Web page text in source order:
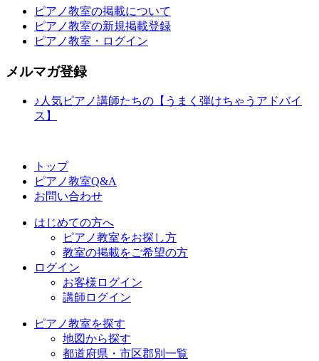
ピアノ教室の掲載について
ピアノ教室の新規掲載登録
ピアノ教室・ログイン
メルマガ登録
♪人気ピアノ講師たちの【うまく弾けちゃうアドバイ
ス】
トップ
ピアノ教室Q&A
お問い合わせ
はじめての方へ
ピアノ教室をお探し方
教室の掲載をご希望の方
ログイン
お客様ログイン
講師ログイン
ピアノ教室を探す
地図から探す
都道府県・市区郡別一覧